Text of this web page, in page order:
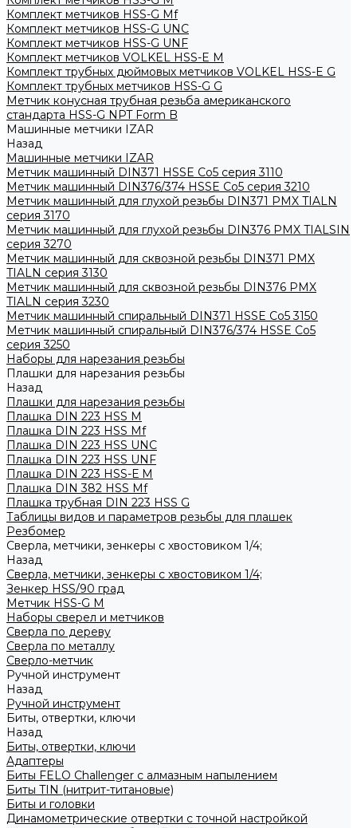
Комплект метчиков HSS-G Mf
Комплект метчиков HSS-G UNC
Комплект метчиков HSS-G UNF
Комплект метчиков VOLKEL HSS-E M
Комплект трубных дюймовых метчиков VOLKEL HSS-E G
Комплект трубных метчиков HSS-G G
Метчик конусная трубная резьба американского
стандарта HSS-G NPT Form B
Машинные метчики IZAR
Назад
Машинные метчики IZAR
Метчик машинный DIN371 HSSE Co5 серия 3110
Метчик машинный DIN376/374 HSSE Co5 серия 3210
Метчик машинный для глухой резьбы DIN371 PMX TIALN
серия 3170
Метчик машинный для глухой резьбы DIN376 PMX TIALSIN
серия 3270
Метчик машинный для сквозной резьбы DIN371 PMX
TIALN серия 3130
Метчик машинный для сквозной резьбы DIN376 PMX
TIALN серия 3230
Метчик машинный спиральный DIN371 HSSE Co5 3150
Метчик машинный спиральный DIN376/374 HSSE Co5
серия 3250
Наборы для нарезания резьбы
Плашки для нарезания резьбы
Назад
Плашки для нарезания резьбы
Плашка DIN 223 HSS M
Плашка DIN 223 HSS Mf
Плашка DIN 223 HSS UNC
Плашка DIN 223 HSS UNF
Плашка DIN 223 HSS-Е M
Плашка DIN 382 HSS Mf
Плашка трубная DIN 223 HSS G
Таблицы видов и параметров резьбы для плашек
Резбомер
Сверла, метчики, зенкеры с хвостовиком 1/4;
Назад
Сверла, метчики, зенкеры с хвостовиком 1/4;
Зенкер HSS/90 град
Метчик HSS-G М
Наборы сверел и метчиков
Сверла по дереву
Сверла по металлу
Сверло-метчик
Ручной инструмент
Назад
Ручной инструмент
Биты, отвертки, ключи
Назад
Биты, отвертки, ключи
Адаптеры
Биты FELO Challenger с алмазным напылением
Биты TIN (нитрит-титановые)
Биты и головки
Динамометрические отвертки с точной настройкой